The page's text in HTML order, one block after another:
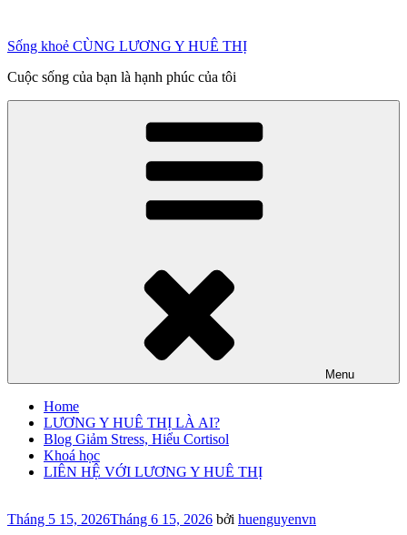
phần
dung
Sống khoẻ CÙNG LƯƠNG Y HUÊ THỊ
Cuộc sống của bạn là hạnh phúc của tôi
Menu
Home
LƯƠNG Y HUÊ THỊ LÀ AI?
Blog Giảm Stress, Hiểu Cortisol
Khoá học
LIÊN HỆ VỚI LƯƠNG Y HUÊ THỊ
Đăng
Tháng 5 15, 2026Tháng 6 15, 2026 bởi huenguyenvn